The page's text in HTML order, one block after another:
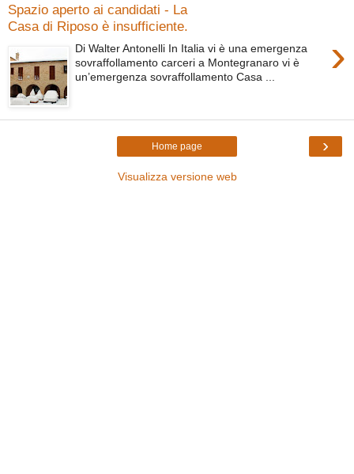
Spazio aperto ai candidati - La
Casa di Riposo è insufficiente.
›
Di Walter Antonelli In Italia vi è una emergenza
sovraffollamento carceri a Montegranaro vi è
un’emergenza sovraffollamento Casa ...
›
Home page
Visualizza versione web